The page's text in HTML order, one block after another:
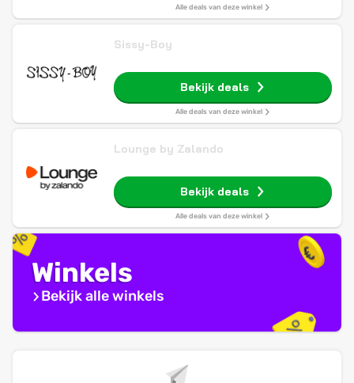
Alle deals van deze winkel
Sissy-Boy
Bekijk deals
Alle deals van deze winkel
Lounge by Zalando
Bekijk deals
Alle deals van deze winkel
Winkels
Bekijk alle winkels